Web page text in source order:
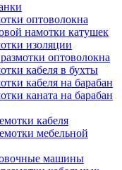
оптоволокна
намотки катушек
изоляции
оптоволокна
кабеля в бухты
кабеля на барабан
каната на барабан
кабеля
мебельной
машины